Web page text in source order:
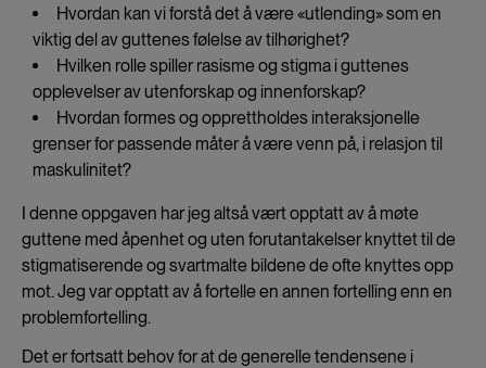
Hvordan kan vi forstå det å være «utlending» som en
viktig del av guttenes følelse av tilhørighet?
Hvilken rolle spiller rasisme og stigma i guttenes
opplevelser av utenforskap og innenforskap?
Hvordan formes og opprettholdes interaksjonelle
grenser for passende måter å være venn på, i relasjon til
maskulinitet?
I denne oppgaven har jeg altså vært opptatt av å møte
guttene med åpenhet og uten forutantakelser knyttet til de
stigmatiserende og svartmalte bildene de ofte knyttes opp
mot. Jeg var opptatt av å fortelle en annen fortelling enn en
problemfortelling.
Det er fortsatt behov for at de generelle tendensene i